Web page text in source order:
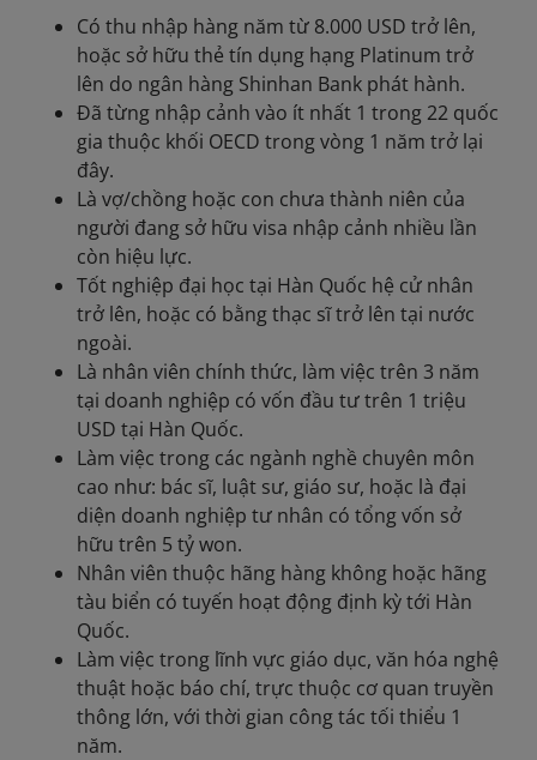
Có thu nhập hàng năm từ 8.000 USD trở lên,
hoặc sở hữu thẻ tín dụng hạng Platinum trở
lên do ngân hàng Shinhan Bank phát hành.
Đã từng nhập cảnh vào ít nhất 1 trong 22 quốc
gia thuộc khối OECD trong vòng 1 năm trở lại
đây.
Là vợ/chồng hoặc con chưa thành niên của
người đang sở hữu visa nhập cảnh nhiều lần
còn hiệu lực.
Tốt nghiệp đại học tại Hàn Quốc hệ cử nhân
trở lên, hoặc có bằng thạc sĩ trở lên tại nước
ngoài.
Là nhân viên chính thức, làm việc trên 3 năm
tại doanh nghiệp có vốn đầu tư trên 1 triệu
USD tại Hàn Quốc.
Làm việc trong các ngành nghề chuyên môn
cao như: bác sĩ, luật sư, giáo sư, hoặc là đại
diện doanh nghiệp tư nhân có tổng vốn sở
hữu trên 5 tỷ won.
Nhân viên thuộc hãng hàng không hoặc hãng
tàu biển có tuyến hoạt động định kỳ tới Hàn
Quốc.
Làm việc trong lĩnh vực giáo dục, văn hóa nghệ
thuật hoặc báo chí, trực thuộc cơ quan truyền
thông lớn, với thời gian công tác tối thiểu 1
năm.